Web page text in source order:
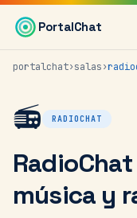
Saltar al contenido
PortalChat
portalchat›salas›
📻 RADIOCHAT
música y